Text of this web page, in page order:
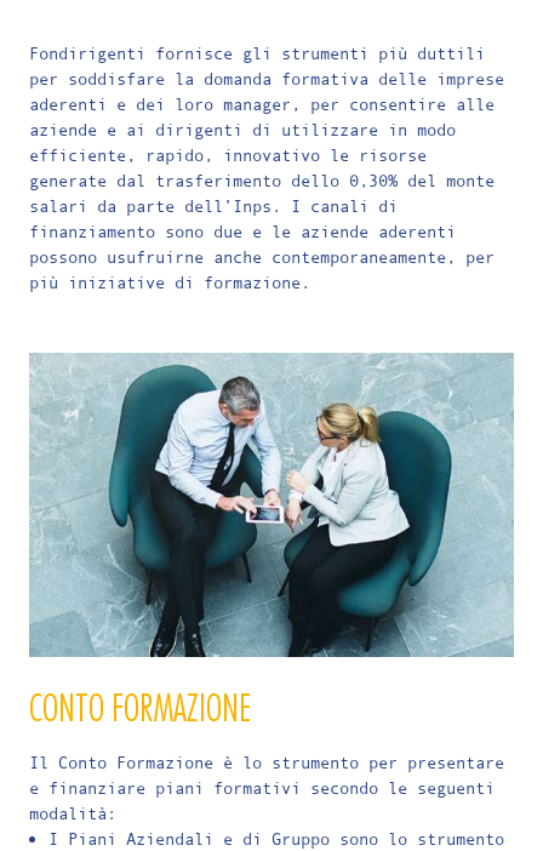
Fondirigenti fornisce gli strumenti più duttili
per soddisfare la domanda formativa delle imprese
aderenti e dei loro manager, per consentire alle
aziende e ai dirigenti di utilizzare in modo
efficiente, rapido, innovativo le risorse
generate dal trasferimento dello 0,30% del monte
salari da parte dell’Inps. I canali di
finanziamento sono due e le aziende aderenti
possono usufruirne anche contemporaneamente, per
più iniziative di formazione.
CONTO FORMAZIONE
Il Conto Formazione è lo strumento per presentare
e finanziare piani formativi secondo le seguenti
modalità:
I Piani Aziendali e di Gruppo sono lo strumento